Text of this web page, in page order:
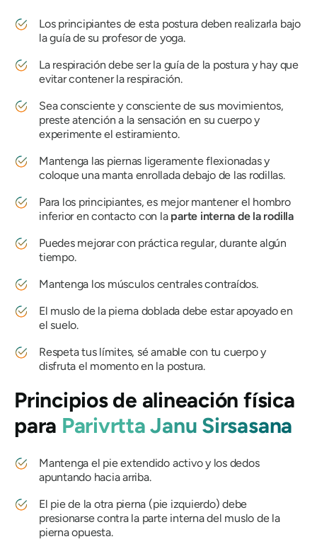
Los principiantes de esta postura deben realizarla bajo
la guía de su profesor de yoga.
La respiración debe ser la guía de la postura y hay que
evitar contener la respiración.
Sea consciente y consciente de sus movimientos,
preste atención a la sensación en su cuerpo y
experimente el estiramiento.
Mantenga las piernas ligeramente flexionadas y
coloque una manta enrollada debajo de las rodillas.
Para los principiantes, es mejor mantener el hombro
inferior en contacto con la parte interna de la rodilla
Puedes mejorar con práctica regular, durante algún
tiempo.
Mantenga los músculos centrales contraídos.
El muslo de la pierna doblada debe estar apoyado en
el suelo.
Respeta tus límites, sé amable con tu cuerpo y
disfruta el momento en la postura.
Principios de alineación física
para Parivrtta Janu Sirsasana
Mantenga el pie extendido activo y los dedos
apuntando hacia arriba.
El pie de la otra pierna (pie izquierdo) debe
presionarse contra la parte interna del muslo de la
pierna opuesta.